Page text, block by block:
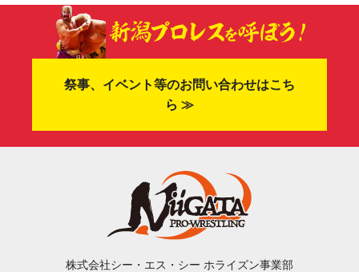
祭事、イベント等のお問い合わせはこち
ら ≫
株式会社シー・エス・シー ホライズン事業部